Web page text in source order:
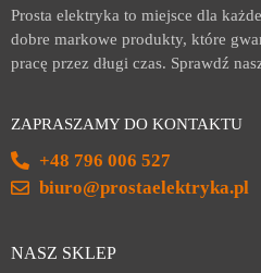
Prosta elektryka to miejsce dla
dobre markowe produkty, które
pracę przez długi czas. Sprawdź
ZAPRASZAMY DO KONTAKTU
+48 796 006 527
biuro@prostaelektryka.pl
NASZ SKLEP